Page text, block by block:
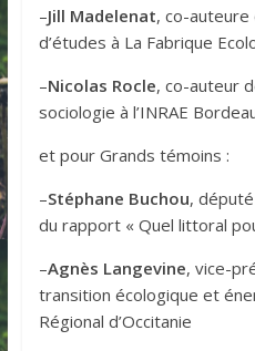
–Jill Madelenat, co-auteure
d’études à La Fabrique
–Nicolas Rocle, co-auteur
sociologie à l’INRAE
et pour Grands témoins :
–Stéphane Buchou,
du rapport « Quel littoral
–Agnès Langevine, vice-
transition écologique et
Régional d’Occitanie